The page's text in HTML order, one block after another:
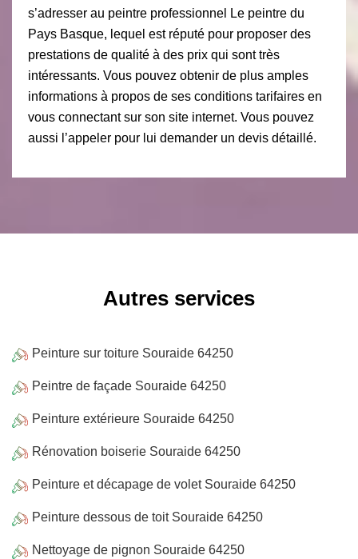
s’adresser au peintre professionnel Le peintre du
Pays Basque, lequel est réputé pour proposer des
prestations de qualité à des prix qui sont très
intéressants. Vous pouvez obtenir de plus amples
informations à propos de ses conditions tarifaires en
vous connectant sur son site internet. Vous pouvez
aussi l’appeler pour lui demander un devis détaillé.
Autres services
Peinture sur toiture Souraide 64250
Peintre de façade Souraide 64250
Peinture extérieure Souraide 64250
Rénovation boiserie Souraide 64250
Peinture et décapage de volet Souraide 64250
Peinture dessous de toit Souraide 64250
Nettoyage de pignon Souraide 64250